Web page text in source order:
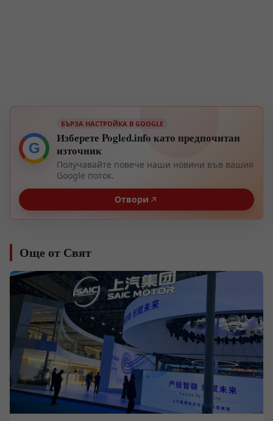
G
БЪРЗА НАСТРОЙКА В GOOGLE
Изберете Pogled.info като предпочитан
източник
Получавайте повече наши новини във вашия
Google поток.
Отвори
Още от Свят